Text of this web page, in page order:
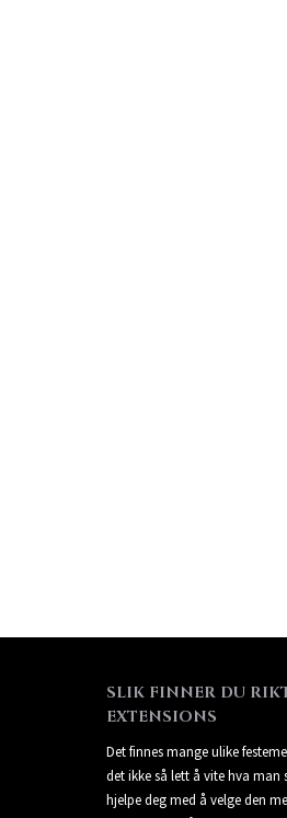
SLIK FINNER DU
EXTENSIONS
Det finnes mange ulike
det ikke så lett å vite hva man
hjelpe deg med å velge den